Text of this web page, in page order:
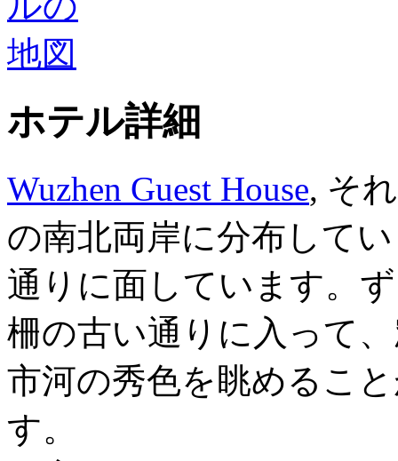
ホテル詳細
Wuzhen Guest House, そ
の南北両岸に分布して
通りに面しています。
柵の古い通りに入って
市河の秀色を眺めるこ
す。